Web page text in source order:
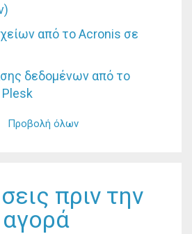
από το Αcronis σε
δεδομένων από το
Προβολή όλων
πριν την
αγορά